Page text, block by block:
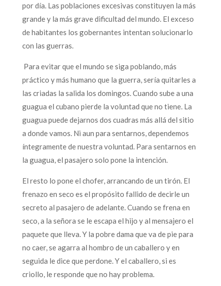
por día. Las poblaciones excesivas constituyen la más
grande y la más grave dificultad del mundo. El exceso
de habitantes los gobernantes intentan solucionarlo
con las guerras.
Para evitar que el mundo se siga poblando, más
práctico y más humano que la guerra, sería quitarles a
las criadas la salida los domingos. Cuando sube a una
guagua el cubano pierde la voluntad que no tiene. La
guagua puede dejarnos dos cuadras más allá del sitio
a donde vamos. Ni aun para sentarnos, dependemos
íntegramente de nuestra voluntad. Para sentarnos en
la guagua, el pasajero solo pone la intención.
El resto lo pone el chofer, arrancando de un tirón. El
frenazo en seco es el propósito fallido de decirle un
secreto al pasajero de adelante. Cuando se frena en
seco, a la señora se le escapa el hijo y al mensajero el
paquete que lleva. Y la pobre dama que va de pie para
no caer, se agarra al hombro de un caballero y en
seguida le dice que perdone. Y el caballero, si es
criollo, le responde que no hay problema.